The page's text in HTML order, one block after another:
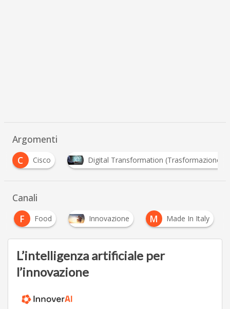
Argomenti
Digital Transformation (Trasformazione Digitale) F
Canali
F
Food Innovazione M Made In Italy
L’intelligenza artificiale per
l’innovazione